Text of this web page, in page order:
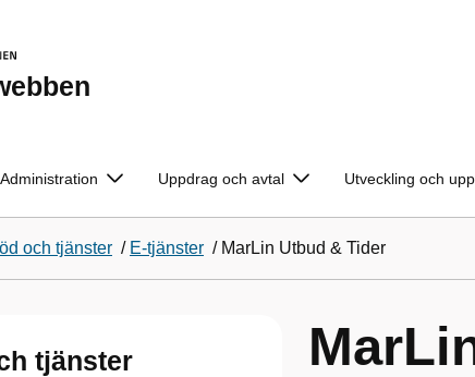
Administration Uppdrag och avtal Utveckling och
och tjänster / E-tjänster / MarLin Utbud & Tider
tjänster